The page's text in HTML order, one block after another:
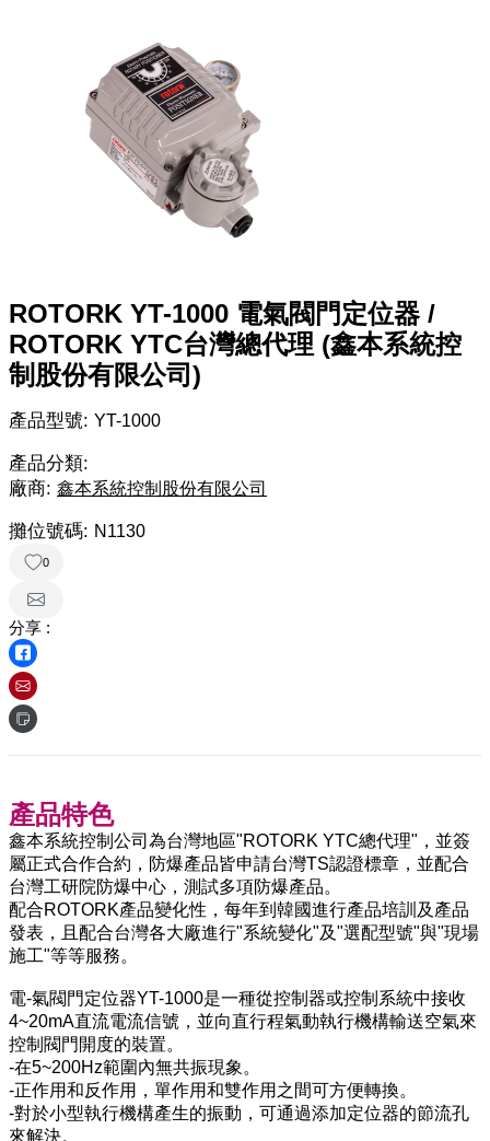
ROTORK YT-1000 電氣閥門定位器 /
ROTORK YTC台灣總代理 (鑫本系統控
制股份有限公司)
產品型號: YT-1000
產品分類:
廠商: 鑫本系統控制股份有限公司
攤位號碼: N1130
0
分享 :
產品特色
鑫本系統控制公司為台灣地區"ROTORK YTC總代理"，並簽
屬正式合作合約，防爆產品皆申請台灣TS認證標章，並配合
台灣工研院防爆中心，測試多項防爆產品。
配合ROTORK產品變化性，每年到韓國進行產品培訓及產品
發表，且配合台灣各大廠進行"系統變化"及"選配型號"與"現場
施工"等等服務。
電-氣閥門定位器YT-1000是一種從控制器或控制系統中接收
4~20mA直流電流信號，並向直行程氣動執行機構輸送空氣來
控制閥門開度的裝置。
-在5~200Hz範圍內無共振現象。
-正作用和反作用，單作用和雙作用之間可方便轉換。
-對於小型執行機構產生的振動，可通過添加定位器的節流孔
來解決。